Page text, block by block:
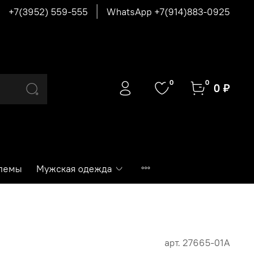
+7(3952) 559-555 WhatsApp +7(914)883-0925
0 0 0 ₽
Мужская одежда
арт. 27665-01А